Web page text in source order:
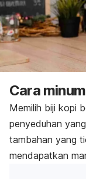
Cara
Memilih biji kopi
penyeduhan
tambahan yang
mendapatkan